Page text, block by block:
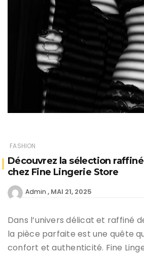
FASHION
Découvrez la sélection
chez Fine Lingerie Store
Admin MAI 21, 2025
Dans l’univers délicat et raffiné
la pièce parfaite est une quête
confort et authenticité. Fine